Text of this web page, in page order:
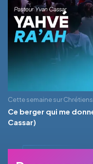
Cette semaine sur
Ce berger qui me
Cassar)